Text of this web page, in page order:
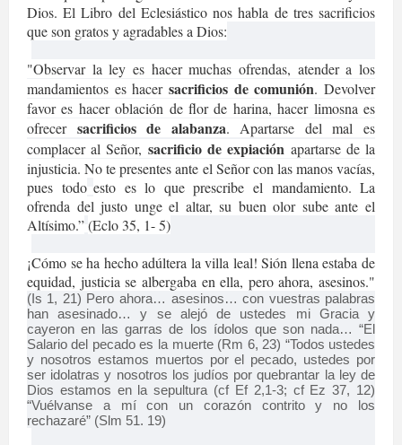
Dios. El Libro del Eclesiástico nos habla de tres sacrificios
que son gratos y agradables a Dios:
"Observar la ley es hacer muchas ofrendas, atender a los
mandamientos es hacer sacrificios de comunión. Devolver
favor es hacer oblación de flor de harina, hacer limosna es
ofrecer sacrificios de alabanza. Apartarse del mal es
complacer al Señor, sacrificio de expiación apartarse de la
injusticia. No te presentes ante el Señor con las manos vacías,
pues todo esto es lo que prescribe el mandamiento. La
ofrenda del justo unge el altar, su buen olor sube ante el
Altísimo.”(Eclo 35, 1- 5)
¡Cómo se ha hecho adúltera la villa leal! Sión llena estaba de
equidad, justicia se albergaba en ella, pero ahora, asesinos."
(Is 1, 21) Pero ahora… asesinos… con vuestras palabras
han asesinado… y se alejó de ustedes mi Gracia y
cayeron en las garras de los ídolos que son nada… “El
Salario del pecado es la muerte (Rm 6, 23) “Todos ustedes
y nosotros estamos muertos por el pecado, ustedes por
ser idolatras y nosotros los judíos por quebrantar la ley de
Dios estamos en la sepultura (cf Ef 2,1-3; cf Ez 37, 12)
“Vuélvanse a mí con un corazón contrito y no los
rechazaré” (Slm 51. 19)